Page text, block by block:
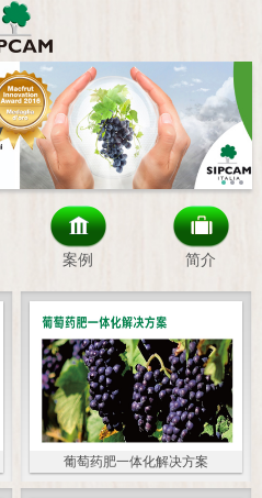
案例 简介
葡萄药肥一体化解决方案